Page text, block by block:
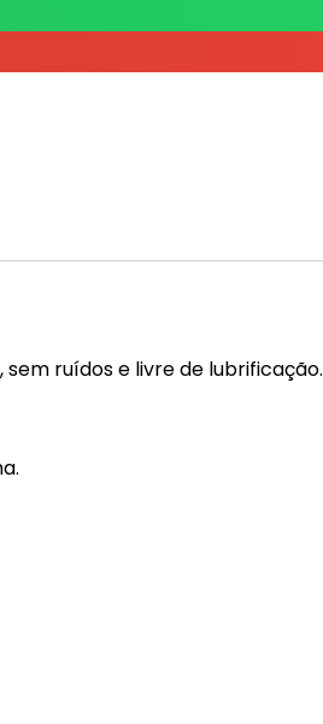
ruídos e livre de lubrificação.